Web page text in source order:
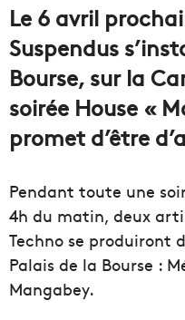
Le 6 avril
Suspendus
Bourse, sur la
soirée House «
promet d’être
Pendant toute une
4h du matin, deux
Techno se produiront
Palais de la Bourse :
Mangabey.